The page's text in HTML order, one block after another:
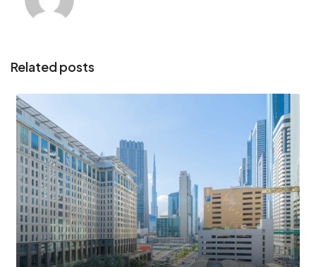
Related posts